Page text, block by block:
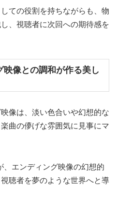
ての役割を持ちながらも、物
、視聴者に次回への期待感を
像との調和が作る美し
像は、淡い色合いや幻想的な
曲の儚げな雰囲気に見事にマ
エンディング映像の幻想的
聴者を夢のような世界へと導